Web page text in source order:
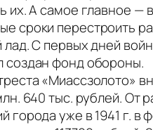
их. А самое главное — в
сроки перестроить
С первых дней
создан фонд обороны.
«Миассзолото»
640 тыс. рублей. От
города уже в 1941 г. в